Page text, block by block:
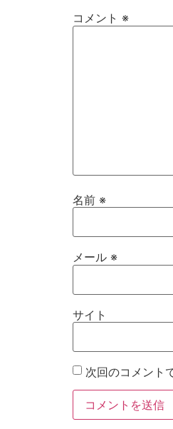
コメント ※
名前 ※
メール ※
サイト
次回のコメント